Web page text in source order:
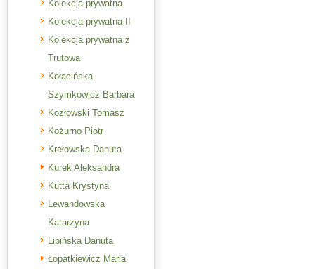
Kolekcja prywatna
Kolekcja prywatna II
Kolekcja prywatna z
Trutowa
Kołacińska-
Szymkowicz Barbara
Kozłowski Tomasz
Kożurno Piotr
Krełowska Danuta
Kurek Aleksandra
Kutta Krystyna
Lewandowska
Katarzyna
Lipińska Danuta
Łopatkiewicz Maria